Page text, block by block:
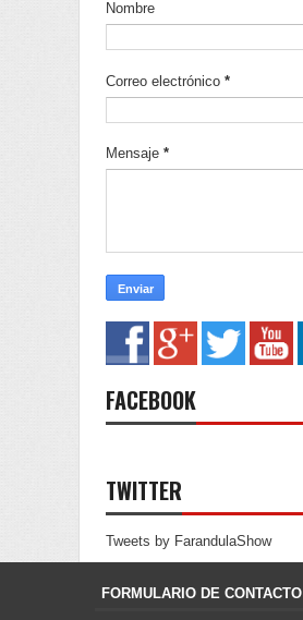
Nombre
Correo electrónico *
Mensaje *
FACEBOOK
TWITTER
Tweets by FarandulaShow
FORMULARIO DE CONTACTO